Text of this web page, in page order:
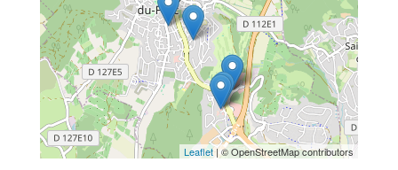
Leaflet| © OpenStreetMap contributors